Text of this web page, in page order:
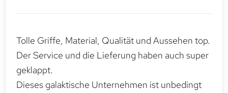
Tolle Griffe, Material, Qualität und Aussehen top.
Der Service und die Lieferung haben auch super
geklappt.
Dieses galaktische Unternehmen ist unbedingt